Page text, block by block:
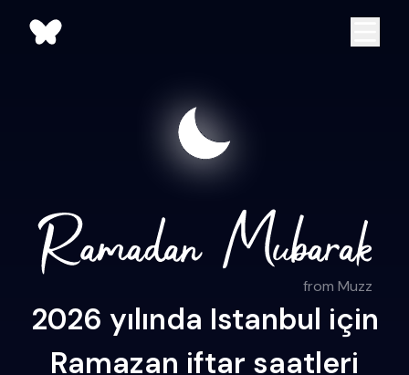
from Muzz
2026 yılında Istanbul için
Ramazan iftar saatleri